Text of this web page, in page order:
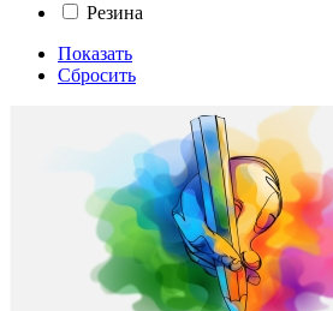
Резина
Показать
Сбросить